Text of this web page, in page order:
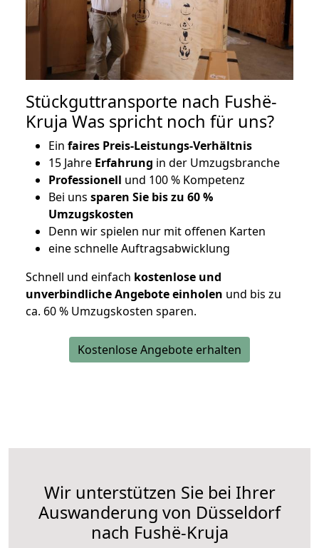
Stückguttransporte nach Fushë-
Kruja Was spricht noch für uns?
Ein faires Preis-Leistungs-Verhältnis
15 Jahre Erfahrung in der Umzugsbranche
Professionell und 100 % Kompetenz
Bei uns sparen Sie bis zu 60 %
Umzugskosten
Denn wir spielen nur mit offenen Karten
eine schnelle Auftragsabwicklung
Schnell und einfach kostenlose und
unverbindliche Angebote einholen und bis zu
ca. 60 % Umzugskosten sparen.
Kostenlose Angebote erhalten
Wir unterstützen Sie bei Ihrer
Auswanderung von Düsseldorf
nach Fushë-Kruja